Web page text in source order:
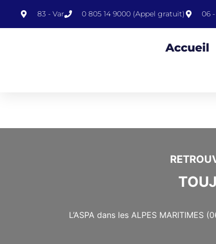
principal
83 - Var 0 805 14 9000 (Appel gratuit) 06
Accueil
L’ASPA dans les ALPES MARITIMES